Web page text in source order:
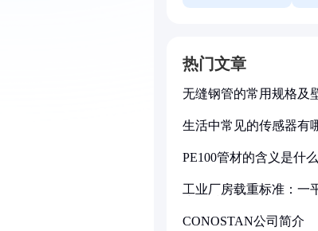
热门文章
无缝钢管的常用规格及
生活中常见的传感器有
PE100管材的含义是什么
工业厂房载重标准：一
CONOSTAN公司简介